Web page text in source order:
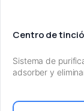
Centro de
Sistema de
adsorber y